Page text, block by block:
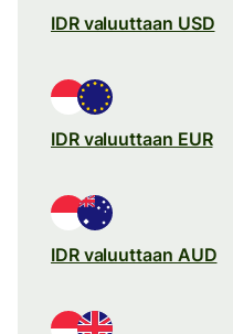
IDR valuuttaan USD
IDR valuuttaan EUR
IDR valuuttaan AUD